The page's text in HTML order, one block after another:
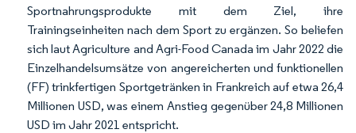
Sportnahrungsprodukte mit dem Ziel, ihre
Trainingseinheiten nach dem Sport zu ergänzen. So beliefen
sich laut Agriculture and Agri-Food Canada im Jahr 2022 die
Einzelhandelsumsätze von angereicherten und funktionellen
(FF) trinkfertigen Sportgetränken in Frankreich auf etwa 26,4
Millionen USD, was einem Anstieg gegenüber 24,8 Millionen
USD im Jahr 2021 entspricht.